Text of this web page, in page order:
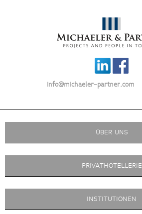
info@michaeler-partner.com
ÜBER UNS
PRIVATHOTELLERIE
INSTITUTIONEN